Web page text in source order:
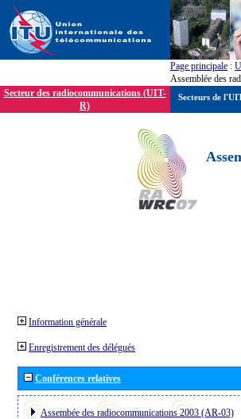
Page principale :
Assemblée des
Secteur des radiocommunications (UIT-
R)
Information générale
Enregistrement des délégués
Conférences relatives
Assembée des radiocommunications 2003 (AR-03)
Secteurs de